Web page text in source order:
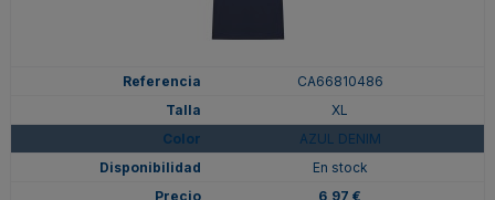
CA66810486
XL
AZUL DENIM
En stock
6,97 €